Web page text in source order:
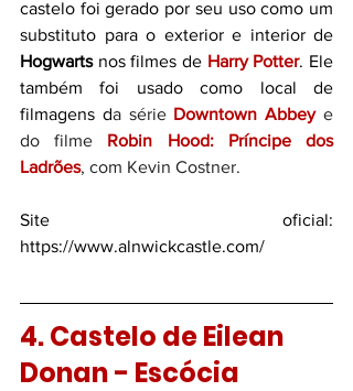
castelo foi gerado por seu uso como um
Hogwarts nos filmes de Harry Potter. Ele
também foi usado como local de
filmagens da série Downtown Abbey e
do filme Robin Hood: Príncipe dos
Ladrões, com Kevin Costner.
https://www.alnwickcastle.com/
4. Castelo de Eilean
Donan - Escócia